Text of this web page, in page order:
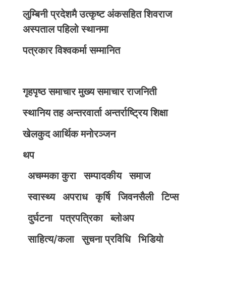
लुम्बिनी प्रदेशमै उत्कृष्ट अंकसहित शिवराज
अस्पताल पहिलो स्थानमा
पत्रकार विश्वकर्मा सम्मानित
गृहपृष्ठ समाचार मुख्य समाचार राजनिती
स्थानिय तह अन्तरवार्ता अन्तर्राष्ट्रिय शिक्षा
खेलकुद आर्थिक मनोरञ्जन
थप
अचम्मका कुरा
सम्पादकीय
समाज
स्वास्थ्य
अपराध कृर्षि जिवनसैली
टिप्स
दुर्घटना
पत्रपत्रिका
ब्लोअप
साहित्य/कला
सुचना प्रविधि भिडियाे